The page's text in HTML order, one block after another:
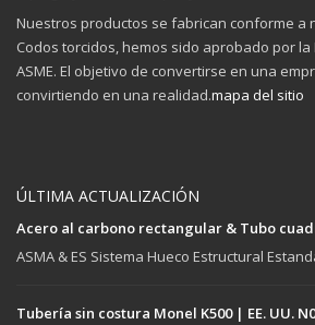
Nuestros productos se fabrican conforme a
Codos torcidos, hemos sido aprobado por la
ASME. El objetivo de convertirse en una
convirtiendo en una realidad.mapa del sitio
ÚLTIMA ACTUALIZACIÓN
Acero al carbono rectangular & Tubo
ASMA & ES Sistema Hueco Estructural
Tubería sin costura Monel K500 | EE. UU.